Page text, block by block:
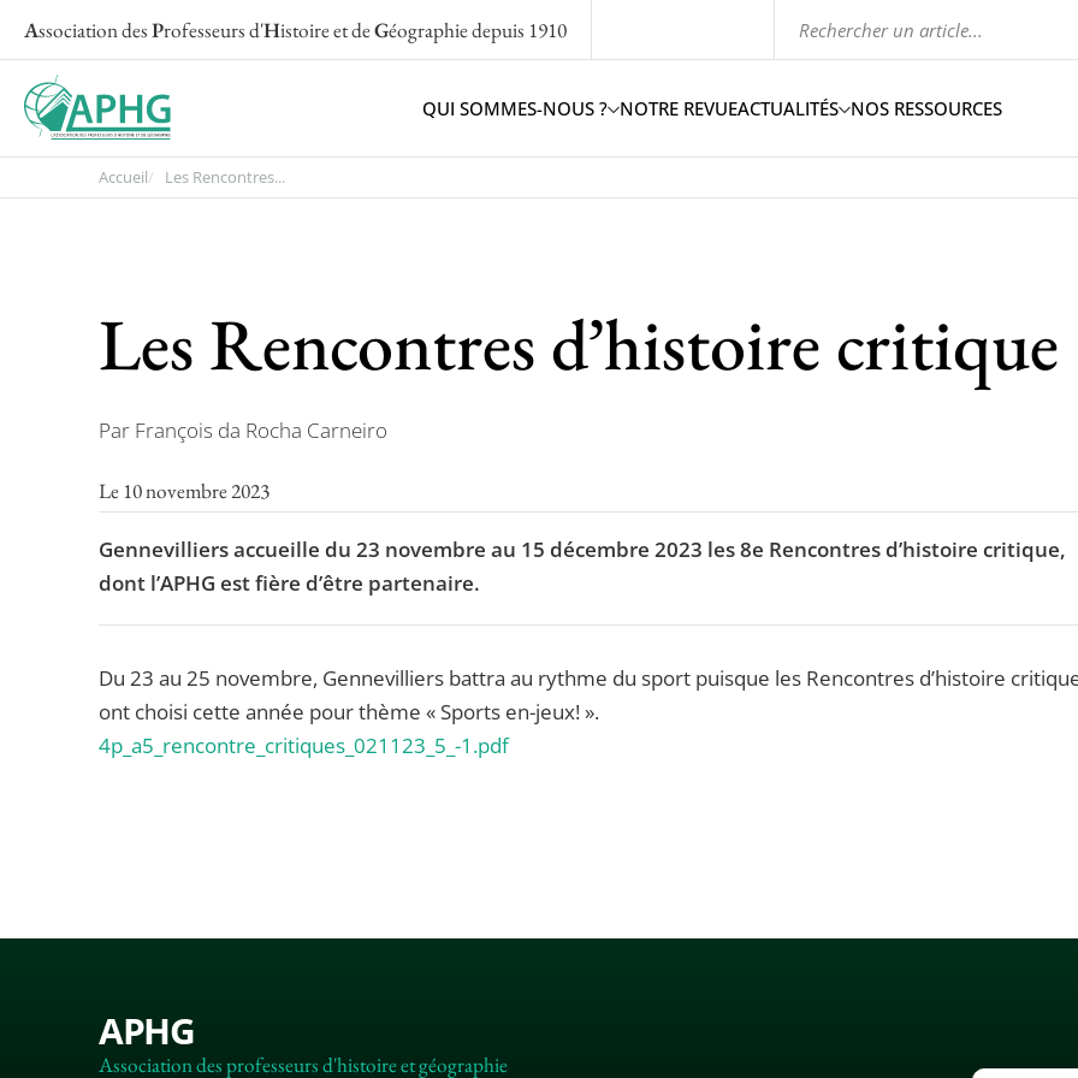
Association desProfesseurs d'Histoire et deGéographiedepuis 1910
QUI SOMMES-NOUS ? NOTRE REVUEACTUALITÉS NOS RESSOURCES
Accueil Les Rencontres...
Les Rencontres d’histoire critique
Par François da Rocha Carneiro
Le 10 novembre 2023
Gennevilliers accueille du 23 novembre au 15 décembre 2023 les 8e Rencontres d’histoire critique,
dont l’APHG est fière d’être partenaire.
Du 23 au 25 novembre, Gennevilliers battra au rythme du sport puisque les Rencontres d’histoire
ont choisi cette année pour thème « Sports en-jeux! ».
4p_a5_rencontre_critiques_021123_5_-1.pdf
APHG
Association des professeurs d'histoire et géographie